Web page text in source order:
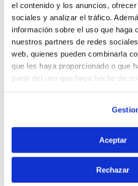
el contenido y los anuncios,
sociales y analizar el tráfico.
información sobre el uso que haga
nuestros partners de redes
web, quienes pueden combinarla
que les haya proporcionado o que
partir del uso que haya hecho de
Aceptar
Rechazar
FARMACIA RAMOS HERNANDEZ,
AV. OBISPO MEDINA OLMOS, 8